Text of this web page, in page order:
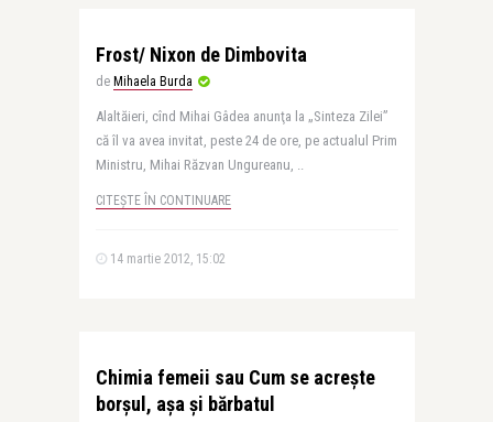
Frost/ Nixon de Dimbovita
de Mihaela Burda
Alaltăieri, cînd Mihai Gâdea anunţa la „Sinteza Zilei”
că îl va avea invitat, peste 24 de ore, pe actualul Prim
Ministru, Mihai Răzvan Ungureanu, ..
CITEȘTE ÎN CONTINUARE
14 martie 2012, 15:02
Chimia femeii sau Cum se acreşte
borşul, aşa şi bărbatul